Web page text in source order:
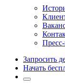
Запросить
Начать